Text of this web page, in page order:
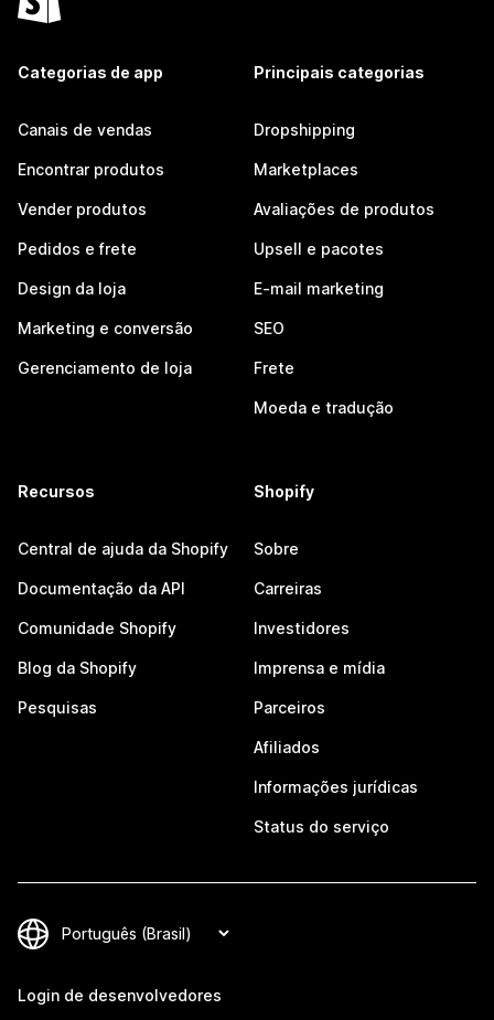
Categorias de app
Canais de vendas
Encontrar produtos
Vender produtos
Pedidos e frete
Design da loja
Marketing e conversão
Gerenciamento de loja
Principais categorias
Dropshipping
Marketplaces
Avaliações de produtos
Upsell e pacotes
E-mail marketing
SEO
Frete
Moeda e tradução
Recursos
Central de ajuda da Shopify
Documentação da API
Comunidade Shopify
Blog da Shopify
Pesquisas
Shopify
Sobre
Carreiras
Investidores
Imprensa e mídia
Parceiros
Afiliados
Informações jurídicas
Status do serviço
Login de desenvolvedores